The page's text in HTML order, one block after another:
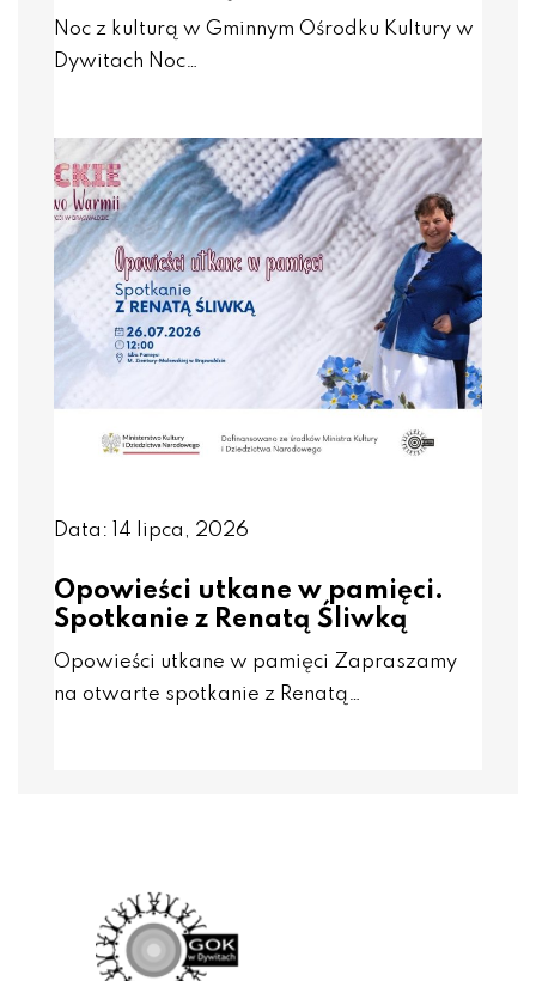
Noc z kulturą w Gminnym Ośrodku Kultury w
Dywitach Noc…
Data: 14 lipca, 2026
Opowieści utkane w pamięci.
Spotkanie z Renatą Śliwką
Opowieści utkane w pamięci Zapraszamy
na otwarte spotkanie z Renatą…